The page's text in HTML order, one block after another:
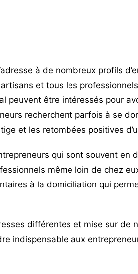
à de nombreux profils
et tous les
peuvent être intéressés pour
recherchent parfois à se
et les retombées positives
qui sont souvent en
même loin de chez
à la domiciliation qui
différentes et mise sur de
indispensable aux